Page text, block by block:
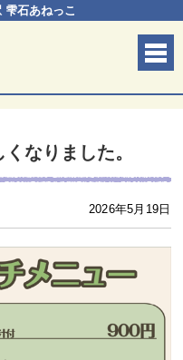
雫石あねっこ
なりました。
2026年5月19日